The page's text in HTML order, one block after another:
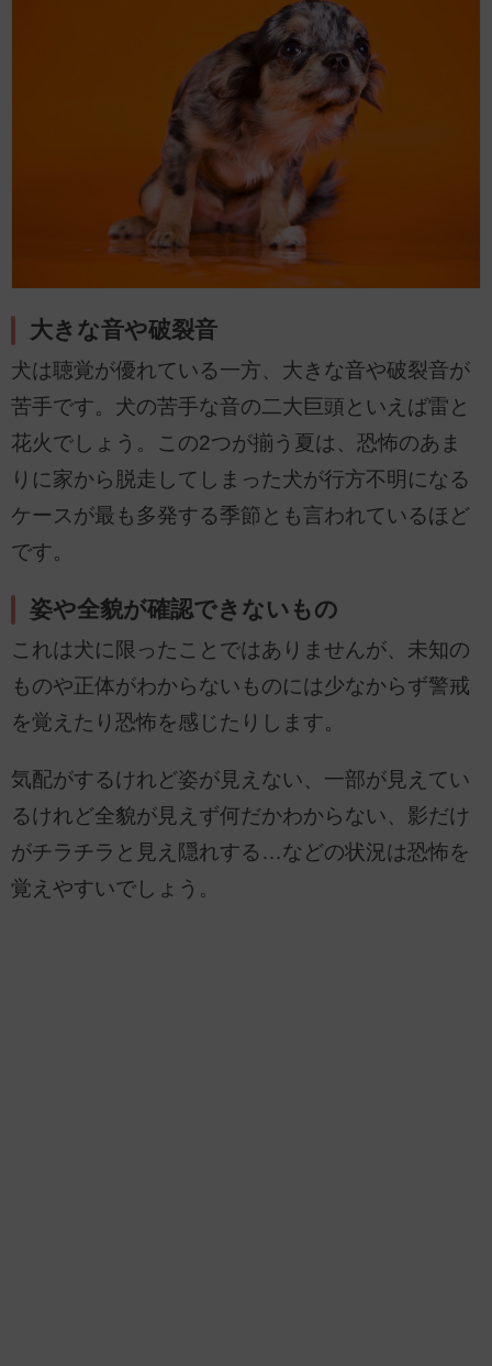
大きな音や破裂音
犬は聴覚が優れている一方、大きな音や破裂音が
苦手です。犬の苦手な音の二大巨頭といえば雷と
花火でしょう。この2つが揃う夏は、恐怖のあま
りに家から脱走してしまった犬が行方不明になる
ケースが最も多発する季節とも言われているほど
です。
姿や全貌が確認できないもの
これは犬に限ったことではありませんが、未知の
ものや正体がわからないものには少なからず警戒
を覚えたり恐怖を感じたりします。
気配がするけれど姿が見えない、一部が見えてい
るけれど全貌が見えず何だかわからない、影だけ
がチラチラと見え隠れする…などの状況は恐怖を
覚えやすいでしょう。